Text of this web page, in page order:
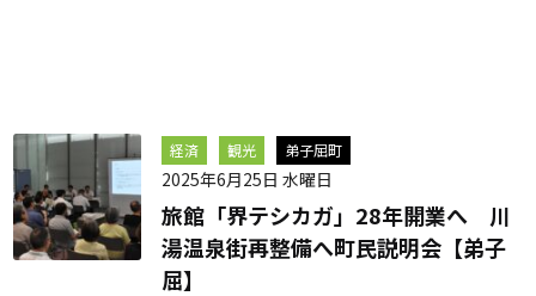
経済 観光 弟子屈町
2025年6月25日 水曜日
旅館「界テシカガ」28年開業へ 川
湯温泉街再整備へ町民説明会【弟子
屈】